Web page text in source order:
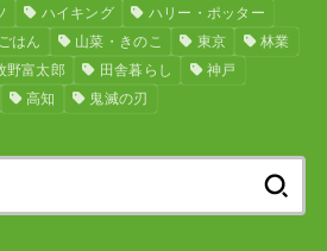
ハイキング
ハリー・ポッター
はん 山菜・きのこ 東京
林業
野富太郎 田舎暮らし
神戸
高知 鬼滅の刃